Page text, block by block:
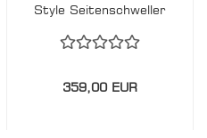
Style Seitenschweller
359,00 EUR